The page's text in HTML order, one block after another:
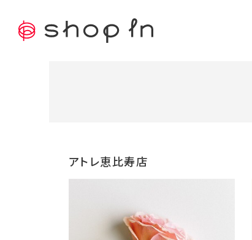
アトレ恵比寿店